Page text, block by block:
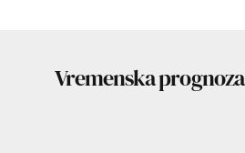
Vremenska prognoza